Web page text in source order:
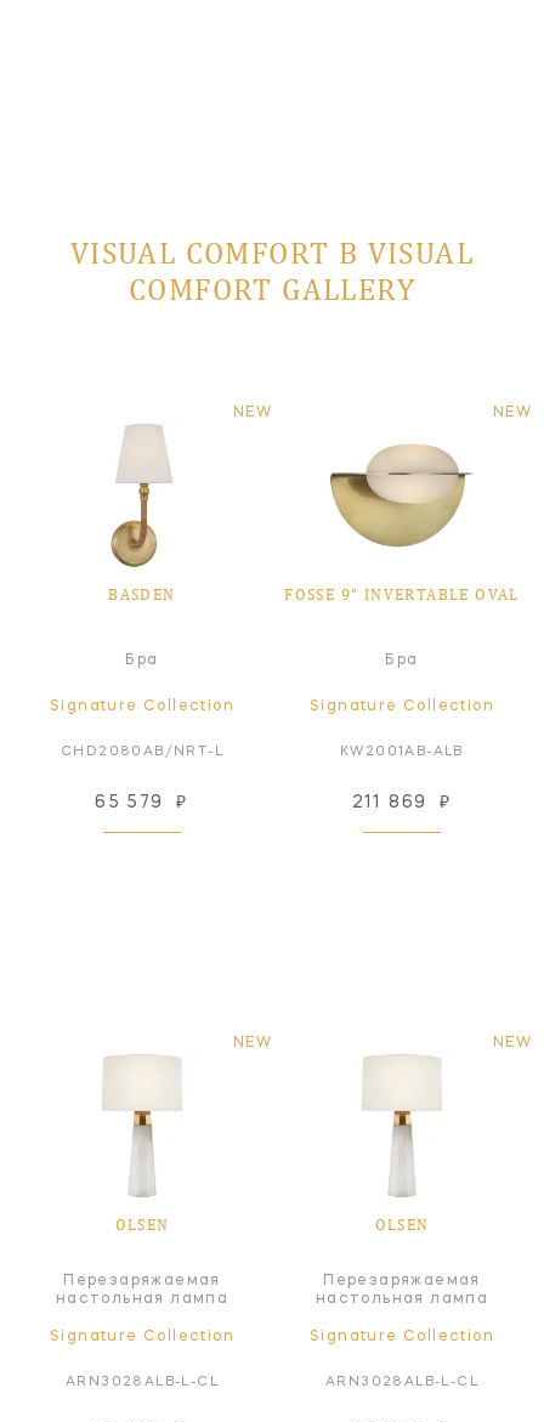
VISUAL COMFORT В VISUAL
COMFORT GALLERY
NEW
BASDEN
Бра
Signature Collection
CHD2080AB/NRT-L
65 579 ₽
NEW
FOSSE 9" INVERTABLE OVAL
Бра
Signature Collection
KW2001AB-ALB
211 869 ₽
NEW
OLSEN
Перезаряжаемая
настольная лампа
Signature Collection
ARN3028ALB-L-CL
NEW
OLSEN
Перезаряжаемая
настольная лампа
Signature Collection
ARN3028ALB-L-CL